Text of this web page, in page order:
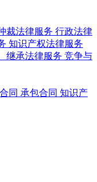
裁法律服务 行政法律
知识产权法律服务
继承法律服务 竞争与
同 承包合同 知识产